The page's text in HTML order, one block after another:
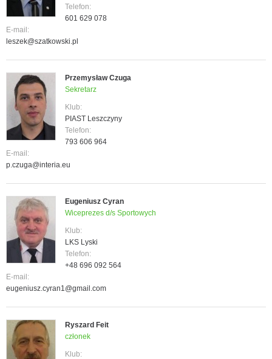
Telefon:
601 629 078
E-mail:
leszek@szatkowski.pl
Przemysław Czuga
Sekretarz
Klub:
PIAST Leszczyny
Telefon:
793 606 964
E-mail:
p.czuga@interia.eu
Eugeniusz Cyran
Wiceprezes d/s Sportowych
Klub:
LKS Lyski
Telefon:
+48 696 092 564
E-mail:
eugeniusz.cyran1@gmail.com
Ryszard Feit
członek
Klub: